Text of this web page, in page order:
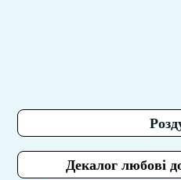
Декалог любові